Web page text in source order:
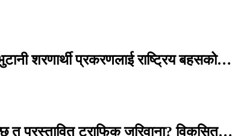
शरणार्थी प्रकरणलाई राष्ट्रिय बहसको…
त प्रस्तावित ट्राफिक जरिवाना? विकसित…